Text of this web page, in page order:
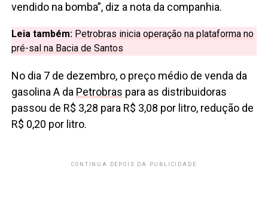
vendido na bomba”, diz a nota da companhia.
Leia também: Petrobras inicia operação na plataforma no
pré-sal na Bacia de Santos
No dia 7 de dezembro, o preço médio de venda da
gasolina A da Petrobras para as distribuidoras
passou de R$ 3,28 para R$ 3,08 por litro, redução de
R$ 0,20 por litro.
CONTINUA DEPOIS DA PUBLICIDADE